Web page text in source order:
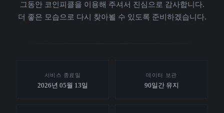
그동안 코인피클을 이용해 주셔서 진심으로 감사합니다.
더 좋은 모습으로 다시 찾아뵐 수 있도록 준비하겠습니다.
서비스 종료일
2026년 05월 13일
데이터 보관
90일간 유지